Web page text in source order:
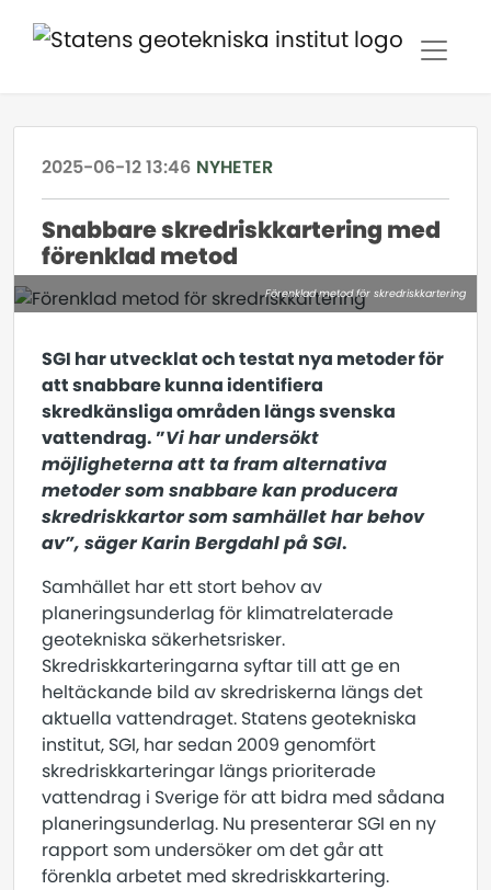
2025-06-12 13:46 NYHETER
Snabbare skredriskkartering med
förenklad metod
Förenklad metod för skredriskkartering
SGI har utvecklat och testat nya metoder för
att snabbare kunna identifiera
skredkänsliga områden längs svenska
vattendrag. ”Vi har undersökt
möjligheterna att ta fram alternativa
metoder som snabbare kan producera
skredriskkartor som samhället har behov
av”, säger Karin Bergdahl på SGI.
Samhället har ett stort behov av
planeringsunderlag för klimatrelaterade
geotekniska säkerhetsrisker.
Skredriskkarteringarna syftar till att ge en
heltäckande bild av skredriskerna längs det
aktuella vattendraget. Statens geotekniska
institut, SGI, har sedan 2009 genomfört
skredriskkarteringar längs prioriterade
vattendrag i Sverige för att bidra med sådana
planeringsunderlag. Nu presenterar SGI en ny
rapport som undersöker om det går att
förenkla arbetet med skredriskkartering.